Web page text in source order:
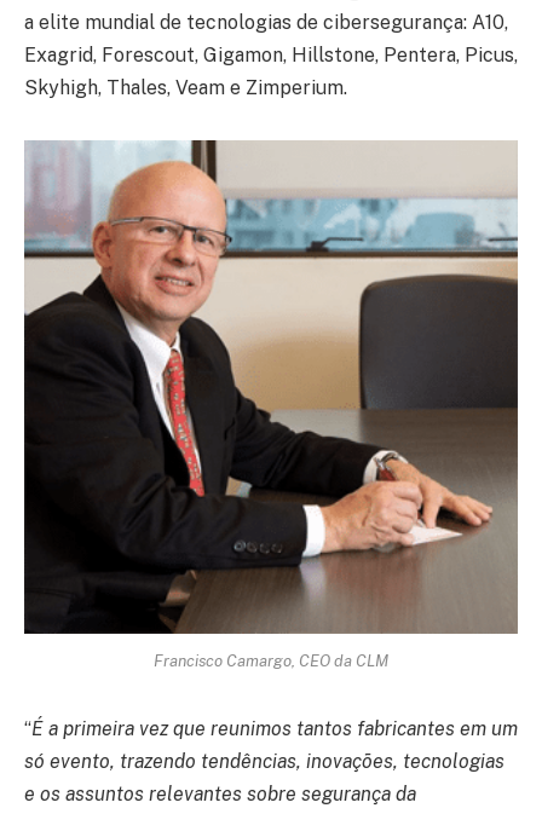
a elite mundial de tecnologias de cibersegurança: A10,
Exagrid, Forescout, Gigamon, Hillstone, Pentera, Picus,
Skyhigh, Thales, Veam e Zimperium.
Francisco Camargo, CEO da CLM
“É a primeira vez que reunimos tantos fabricantes em um
só evento, trazendo tendências, inovações, tecnologias
e os assuntos relevantes sobre segurança da